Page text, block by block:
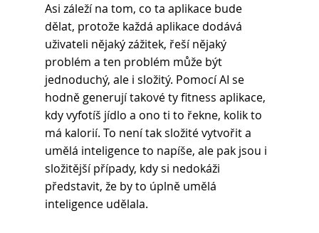
Asi záleží na tom, co ta aplikace bude
dělat, protože každá aplikace dodává
uživateli nějaký zážitek, řeší nějaký
problém a ten problém může být
jednoduchý, ale i složitý. Pomocí AI se
hodně generují takové ty fitness aplikace,
kdy vyfotíš jídlo a ono ti to řekne, kolik to
má kalorií. To není tak složité vytvořit a
umělá inteligence to napíše, ale pak jsou i
složitější případy, kdy si nedokáži
představit, že by to úplně umělá
inteligence udělala.